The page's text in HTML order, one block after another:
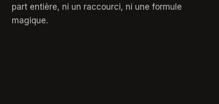
part entière, ni un raccourci, ni une formule
magique.